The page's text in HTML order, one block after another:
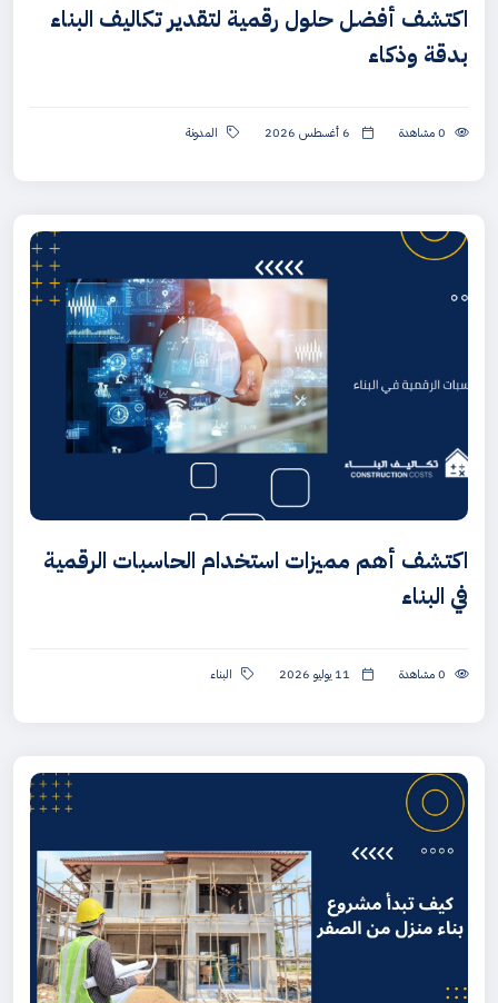
اكتشف أفضل حلول رقمية لتقدير تكاليف البناء
بدقة وذكاء
0 مشاهدة المدونة
اكتشف أهم مميزات استخدام الحاسبات الرقمية
في البناء
0 مشاهدة البناء